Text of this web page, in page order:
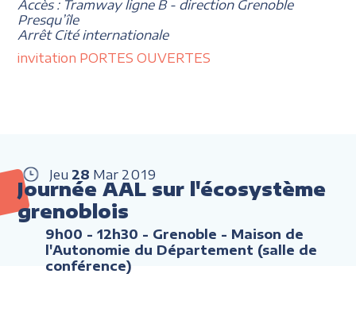
Accès : Tramway ligne B - direction Grenoble
Presqu’île
Arrêt Cité internationale
invitation PORTES OUVERTES
Jeu 28 Mar 2019
Journée AAL sur l'écosystème
grenoblois
9h00 - 12h30 - Grenoble - Maison de
l'Autonomie du Département (salle de
conférence)